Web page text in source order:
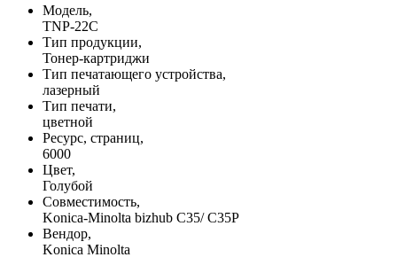
Модель,
TNP-22C
Тип продукции,
Тонер-картриджи
Тип печатающего устройства,
лазерный
Тип печати,
цветной
Ресурс, страниц,
6000
Цвет,
Голубой
Совместимость,
Konica-Minolta bizhub C35/ C35P
Вендор,
Konica Minolta